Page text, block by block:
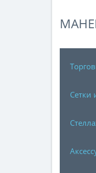
Сетки